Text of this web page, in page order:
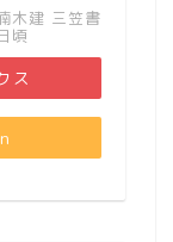
木建 三笠書
頃
ス